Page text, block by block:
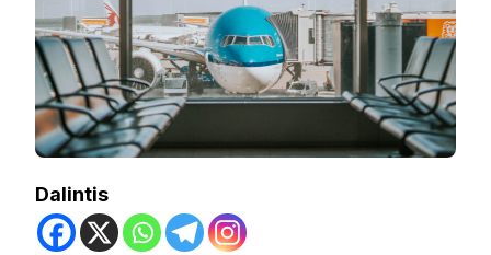
Dalintis